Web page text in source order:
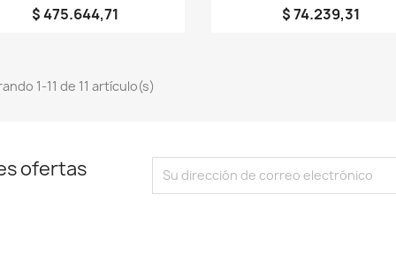
$ 475.644,71 $ 74.239,31
1-11 de 11 artículo(s)
ofertas